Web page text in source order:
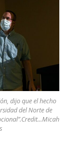
dijo que el hecho
del Norte de